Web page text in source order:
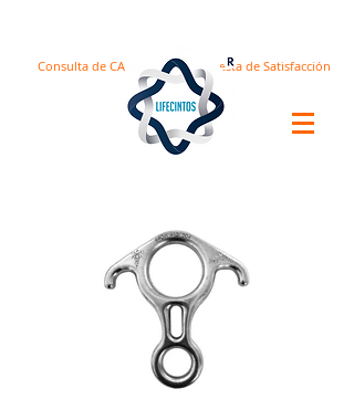
Encuesta de Satisfacción
Consulta de CA